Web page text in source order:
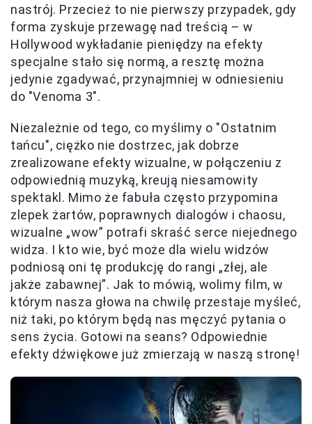
nastrój. Przecież to nie pierwszy przypadek, gdy
forma zyskuje przewagę nad treścią – w
Hollywood wykładanie pieniędzy na efekty
specjalne stało się normą, a resztę można
jedynie zgadywać, przynajmniej w odniesieniu
do "Venoma 3".
Niezależnie od tego, co myślimy o "Ostatnim
tańcu", ciężko nie dostrzec, jak dobrze
zrealizowane efekty wizualne, w połączeniu z
odpowiednią muzyką, kreują niesamowity
spektakl. Mimo że fabuła często przypomina
zlepek żartów, poprawnych dialogów i chaosu,
wizualne „wow” potrafi skraść serce niejednego
widza. I kto wie, być może dla wielu widzów
podniosą oni tę produkcję do rangi „złej, ale
jakże zabawnej”. Jak to mówią, wolimy film, w
którym nasza głowa na chwilę przestaje myśleć,
niż taki, po którym będą nas męczyć pytania o
sens życia. Gotowi na seans? Odpowiednie
efekty dźwiękowe już zmierzają w naszą stronę!